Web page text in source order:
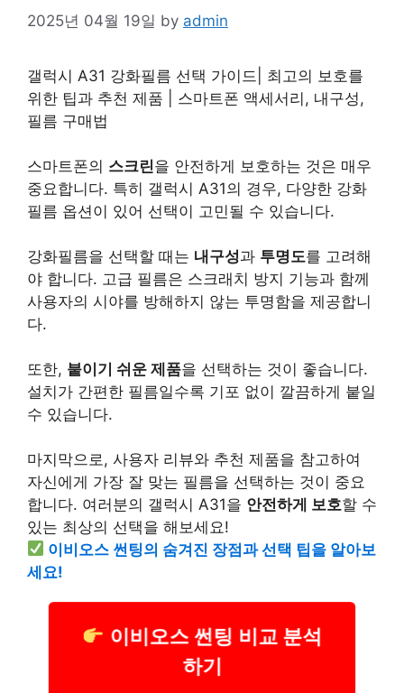
2025년 04월 19일 by admin
갤럭시 A31 강화필름 선택 가이드| 최고의 보호를
위한 팁과 추천 제품 | 스마트폰 액세서리, 내구성,
필름 구매법
스마트폰의 스크린을 안전하게 보호하는 것은 매우
중요합니다. 특히 갤럭시 A31의 경우, 다양한 강화
필름 옵션이 있어 선택이 고민될 수 있습니다.
강화필름을 선택할 때는 내구성과 투명도를 고려해
야 합니다. 고급 필름은 스크래치 방지 기능과 함께
사용자의 시야를 방해하지 않는 투명함을 제공합니
다.
또한, 붙이기 쉬운 제품을 선택하는 것이 좋습니다.
설치가 간편한 필름일수록 기포 없이 깔끔하게 붙일
수 있습니다.
마지막으로, 사용자 리뷰와 추천 제품을 참고하여
자신에게 가장 잘 맞는 필름을 선택하는 것이 중요
합니다. 여러분의 갤럭시 A31을 안전하게 보호할 수
있는 최상의 선택을 해보세요!
이비오스 썬팅의 숨겨진 장점과 선택 팁을 알아보
세요!
이비오스 썬팅 비교 분석
하기